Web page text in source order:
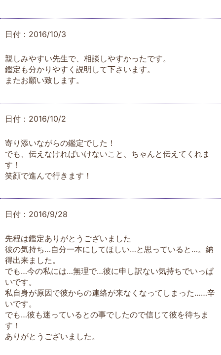
日付：2016/10/3
親しみやすい先生で、相談しやすかったです。
鑑定も分かりやすく説明して下さいます。
またお願い致します。
日付：2016/10/2
寄り添いながらの鑑定でした！
でも、伝えなければいけないこと、ちゃんと伝えてくれま
す！
笑顔で進んで行きます！
日付：2016/9/28
先程は鑑定ありがとうございました
彼の気持ち…自分一本にしてほしい…と思っていると…。納
得出来ました。
でも…今の私には…無理で…彼に申し訳ない気持ちでいっぱ
いです。
私自身が原因で彼からの連絡が来なくなってしまった……辛
いです。
でも…彼も迷っているとの事でしたので信じて彼を待ちま
す！
ありがとうございました。